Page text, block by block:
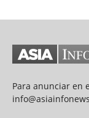
Para anunciar en